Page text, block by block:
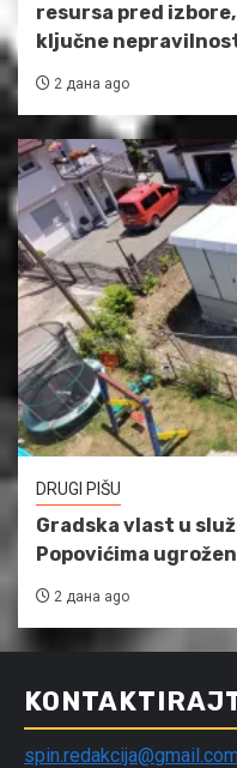
resursa pred
ključne
2 дана ago
DRUGI PIŠU
Gradska vlast u
Popovićima
2 дана ago
spin.redakcija@gmail.com